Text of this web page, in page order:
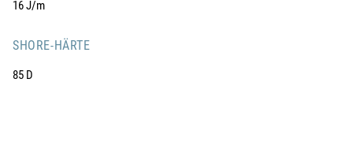
16 J/m
SHORE-HÄRTE
85 D